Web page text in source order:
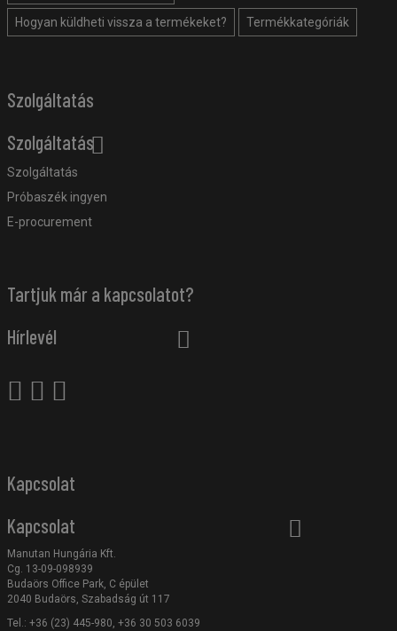
Hogyan küldheti vissza a termékeket? Termékkategóriák
Szolgáltatás
Szolgáltatás
Szolgáltatás
Próbaszék ingyen
E-procurement
Tartjuk már a kapcsolatot?
Hírlevél
Kapcsolat
Kapcsolat
Manutan Hungária Kft.
Cg. 13-09-098939
Budaörs Office Park, C épület
2040 Budaörs, Szabadság út 117
Tel.: +36 (23) 445-980, +36 30 503 6039